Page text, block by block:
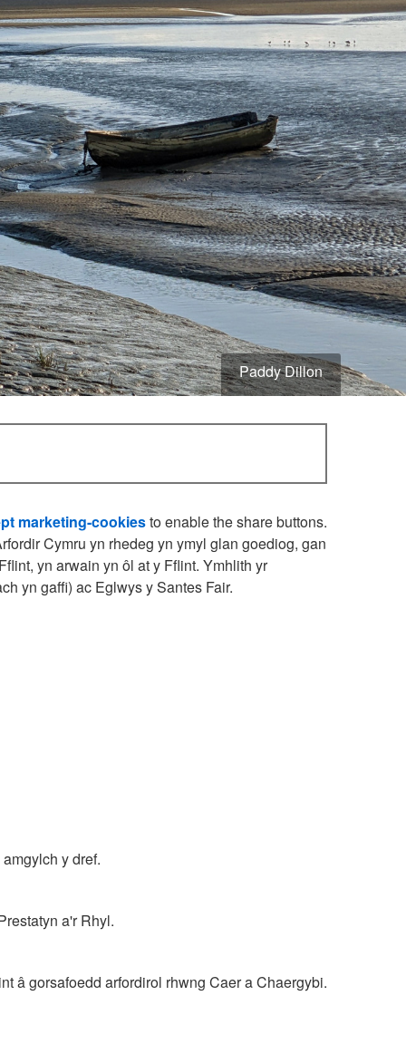
Paddy Dillon
marketing-cookiesto enable the share buttons.
Cymru yn rhedeg yn ymyl glan goediog, gan
yn arwain yn ôl at y Fflint. Ymhlith yr
yn gaffi) ac Eglwys y Santes Fair.
y dref.
a'r Rhyl.
â gorsafoedd arfordirol rhwng Caer a Chaergybi.